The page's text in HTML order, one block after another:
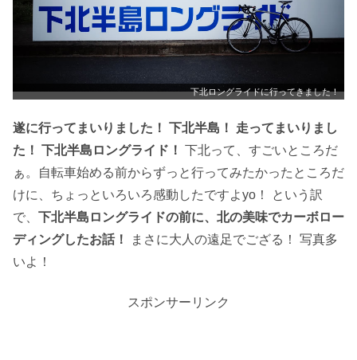
下北ロングライドに行ってきました！
遂に行ってまいりました！ 下北半島！ 走ってまいりまし
た！ 下北半島ロングライド！ 下北って、すごいところだ
ぁ。自転車始める前からずっと行ってみたかったところだ
けに、ちょっといろいろ感動したですよyo！ という訳
で、 下北半島ロングライドの前に、北の美味でカーボロー
ディングしたお話！
まさに大人の遠足でござる！ 写真多
いよ！
スポンサーリンク